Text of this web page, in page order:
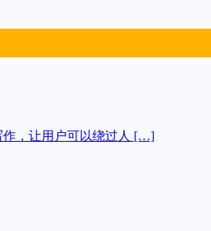
作，让用户可以绕过人 […]